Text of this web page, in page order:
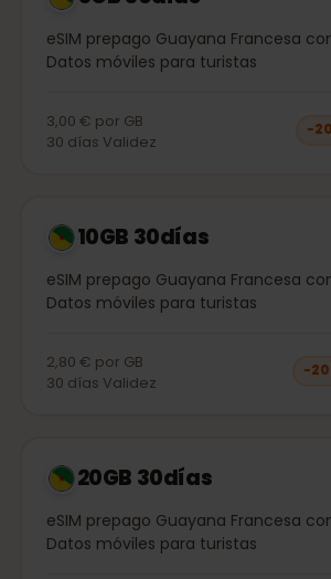
eSIM prepago Guayana Francesa
Datos móviles para turistas
3,00 € por GB
30 días Validez
−20
10GB 30días
eSIM prepago Guayana Francesa
Datos móviles para turistas
2,80 € por GB
30 días Validez
−20
20GB 30días
eSIM prepago Guayana Francesa
Datos móviles para turistas